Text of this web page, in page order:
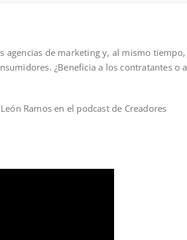
agencias de marketing y, al mismo tiempo,
¿Beneficia a los contratantes o a
Ramos en el podcast de Creadores